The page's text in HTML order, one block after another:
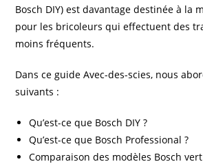
Bosch DIY) est davantage destinée à la
pour les bricoleurs qui effectuent des
moins fréquents.
Dans ce guide Avec-des-scies, nous
suivants :
Qu’est-ce que Bosch DIY ?
Qu’est-ce que Bosch Professional ?
Comparaison des modèles Bosch